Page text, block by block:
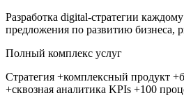
Разработка digital-стратегии
предложения по развитию бизнеса,
Полный комплекс услуг
Стратегия +комплексный продукт
+сквозная аналитика KPIs +100